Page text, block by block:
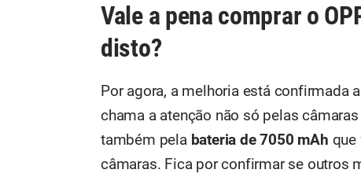
Vale a pena comprar o
disto?
Por agora, a melhoria está confirmada
chama a atenção não só pelas
também pelabateria de 7050 mAh
câmaras. Fica por confirmar se outros